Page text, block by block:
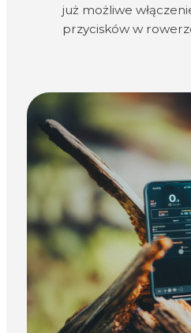
już możliwe
przycisków w